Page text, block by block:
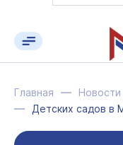
Главная Новости
Детских садов в